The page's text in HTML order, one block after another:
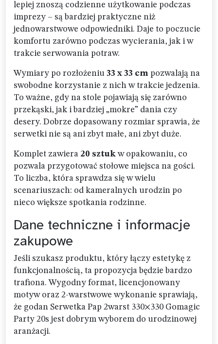
lepiej znoszą codzienne użytkowanie podczas
imprezy – są bardziej praktyczne niż
jednowarstwowe odpowiedniki. Daje to poczucie
komfortu zarówno podczas wycierania, jak i w
trakcie serwowania potraw.
Wymiary po rozłożeniu 33 x 33 cm pozwalają na
swobodne korzystanie z nich w trakcie jedzenia.
To ważne, gdy na stole pojawiają się zarówno
przekąski, jak i bardziej „mokre” dania czy
desery. Dobrze dopasowany rozmiar sprawia, że
serwetki nie są ani zbyt małe, ani zbyt duże.
Komplet zawiera 20 sztukw opakowaniu, co
pozwala przygotować stołowe miejsca na gości.
To liczba, która sprawdza się w wielu
scenariuszach: od kameralnych urodzin po
nieco większe spotkania rodzinne.
Dane techniczne i informacje
zakupowe
Jeśli szukasz produktu, który łączy estetykę z
funkcjonalnością, ta propozycja będzie bardzo
trafiona. Wygodny format, licencjonowany
motyw oraz 2-warstwowe wykonanie sprawiają,
że godan Serwetka Pap 2warst 330×330 Gomagic
Party 20s jest dobrym wyborem do urodzinowej
aranżacji.